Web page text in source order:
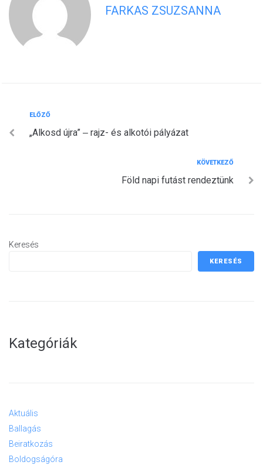
FARKAS ZSUZSANNA
Bejegyzés
navigáció
Előző
ELŐZŐ
„Alkosd újra” ‒ rajz- és alkotói pályázat
KÖVETKEZŐ
Föld napi futást rendeztünk
Keresés
KERESÉS
Kategóriák
Aktuális
Ballagás
Beiratkozás
Boldogságóra